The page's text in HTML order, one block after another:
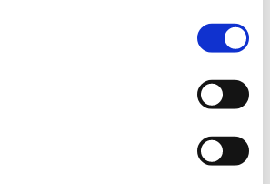
de Trichi em acácia-das-espigas:
a ajudar